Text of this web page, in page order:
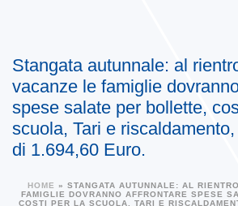
Stangata autunnale: al
vacanze le famiglie
spese salate per bollette,
scuola, Tari e
di 1.694,60 Euro.
HOME » STANGATA AUTUNNALE: AL
FAMIGLIE DOVRANNO AFFRONTARE SPESE
COSTI PER LA SCUOLA, TARI E